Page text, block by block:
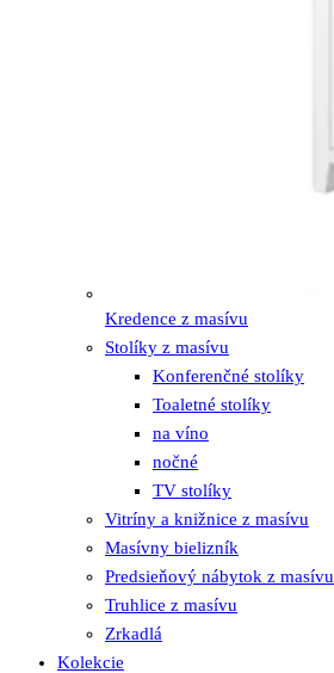
Kredence z masívu
Stolíky z masívu
Konferenčné stolíky
Toaletné stolíky
na víno
nočné
TV stolíky
Vitríny a knižnice z masívu
Masívny bielizník
Predsieňový nábytok z masívu
Truhlice z masívu
Zrkadlá
Kolekcie